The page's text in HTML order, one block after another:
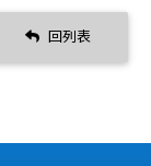
回列表